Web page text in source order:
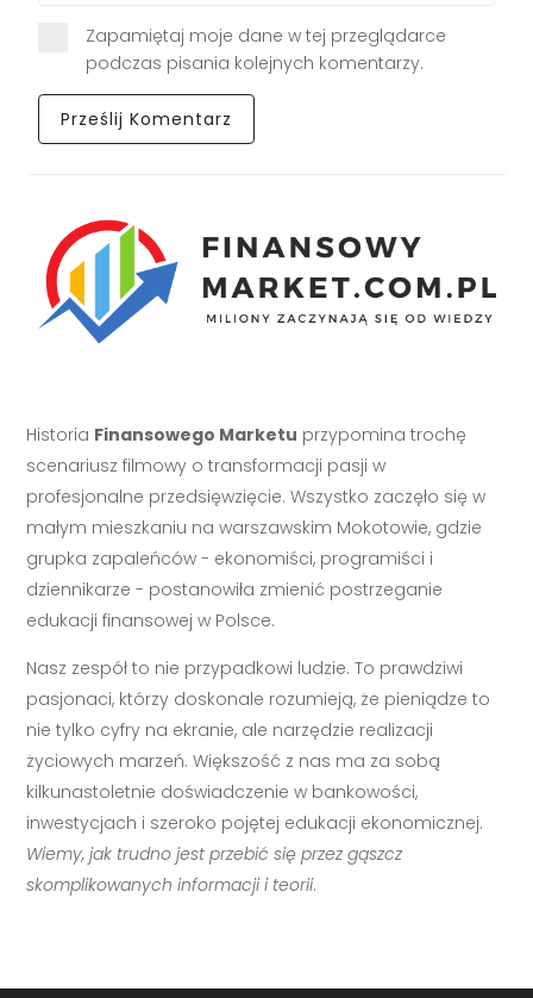
Zapamiętaj moje dane w tej przeglądarce
podczas pisania kolejnych komentarzy.
Historia Finansowego Marketu przypomina trochę
scenariusz filmowy o transformacji pasji w
profesjonalne przedsięwzięcie. Wszystko zaczęło się w
małym mieszkaniu na warszawskim Mokotowie, gdzie
grupka zapaleńców - ekonomiści, programiści i
dziennikarze - postanowiła zmienić postrzeganie
edukacji finansowej w Polsce.
Nasz zespół to nie przypadkowi ludzie. To prawdziwi
pasjonaci, którzy doskonale rozumieją, że pieniądze to
nie tylko cyfry na ekranie, ale narzędzie realizacji
życiowych marzeń. Większość z nas ma za sobą
kilkunastoletnie doświadczenie w bankowości,
inwestycjach i szeroko pojętej edukacji ekonomicznej.
Wiemy, jak trudno jest przebić się przez gąszcz
skomplikowanych informacji i teorii.